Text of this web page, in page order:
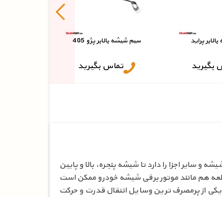
پراید
بگیرید
سیم شیشه بالابر پژو 405
تماس بگیرید
اجزا را دارد تا شیشه پنجره، بالا و پایین
هم مانند موتور برقی شیشه خودرو ممکن است
از پرمصرف ترین وسایل انتقال قدرت و حرکت